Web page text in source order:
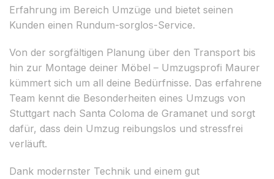
Erfahrung im Bereich Umzüge und bietet seinen
Kunden einen Rundum-sorglos-Service.
Von der sorgfältigen Planung über den Transport bis
hin zur Montage deiner Möbel – Umzugsprofi Maurer
kümmert sich um all deine Bedürfnisse. Das erfahrene
Team kennt die Besonderheiten eines Umzugs von
Stuttgart nach Santa Coloma de Gramanet und sorgt
dafür, dass dein Umzug reibungslos und stressfrei
verläuft.
Dank modernster Technik und einem gut